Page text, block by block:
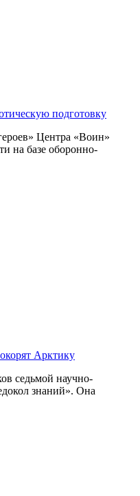
подготовку
Центра «Воин»
на базе оборонно-
Арктику
седьмой научно-
знаний». Она